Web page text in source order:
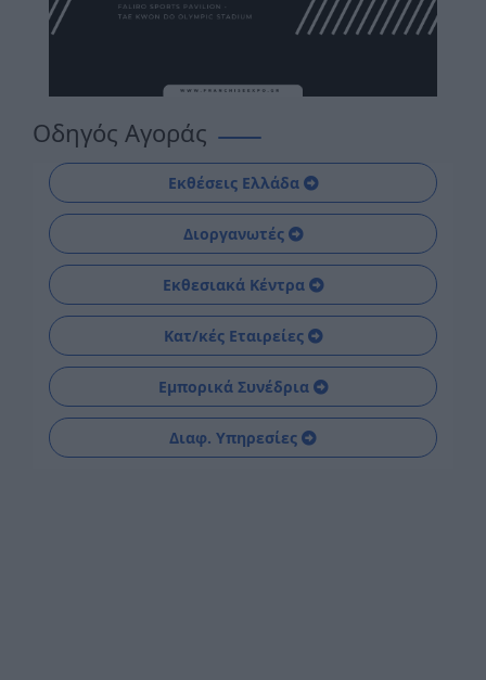
Οδηγός Αγοράς
Εκθέσεις Ελλάδα
Διοργανωτές
Εκθεσιακά Κέντρα
Κατ/κές Εταιρείες
Εμπορικά Συνέδρια
Διαφ. Υπηρεσίες